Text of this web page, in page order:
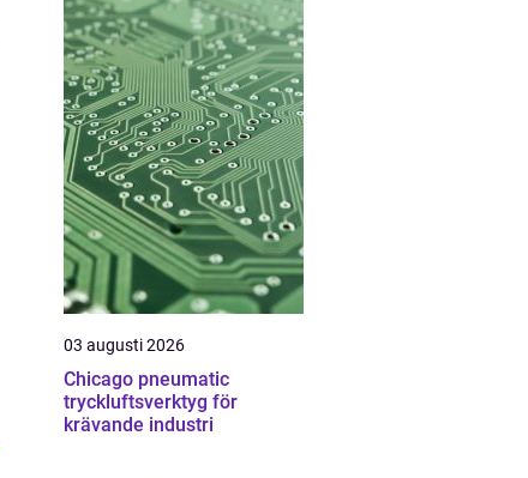
03 augusti 2026
Chicago pneumatic
tryckluftsverktyg för
krävande industri